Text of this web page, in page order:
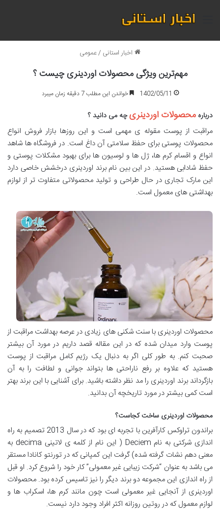
منو
اخبار استانی /عمومی
مهم‌ترین ویژگی‌ محصولات اوردینری چیست ؟
1402/05/11 خواندن این مطلب 7 دقیقه زمان میبرد
درباره محصولات اوردینریچه می دانید ؟
مراقبت از پوست مقوله ی مهمی است و این روزها بازار فروش انواع
محصولات پوستی برای حفظ سلامتی آن داغ است. در فروشگاه ها شاهد
انواع و اقسام کرم ها، ژل ها و لوسیون ها برای بهبود مشکلات پوستی و
حفظ شادابی هستید. در این بین نام برند اوردینری درخشش خاصی دارد
این مارک تجاری در حال طراحی و تولید محصولاتی متفاوت تر از لوازم
بهداشتی های معمول است.
محصولات اوردینری با سنت شکنی های زیادی در عرصه بهداشت مراقبت از
پوست وارد میدان شده که در این مقاله قصد داریم در مورد آن بیشتر
صحبت کنم. به طور کلی اگر به دنبال یک رژیم کامل مراقبت از پوست
هستید که علاوه بر رفع ناراحتی ها بتواند جوانی و لطافت را به آن
بازگرداند برند اوردینری را مد نظر داشته باشید. برای آشنایی با این برند بهتر
است کمی بیشتر در مورد تاریخچه آن بدانید.
محصولات اوردینری ساخت کجاست؟
براندون تراوکس کارآفرین با تجربه ای بود که در سال 2013 تصمیم به راه
اندازی شرکتی به نام Deciem ( این نام از کلمه ی لاتینی decima به
معنی دهم نشات گرفته شده) گرفت این کمپانی که در تورنتو کانادا مستقر
می باشد به عنوان “شرکت زیبایی غیر معمولی” کار خود را شروع کرد. او قبل
از راه اندازی این مجموعه دو برند دیگر را نیز تاسیس کرده بود. محصولات
اوردینری از آنجایی غیر معمولی است چون مانند کرم ها، اسکراب ها و
لوازم معمول که در روتین روزانه اکثر افراد وجود دارد نیست.